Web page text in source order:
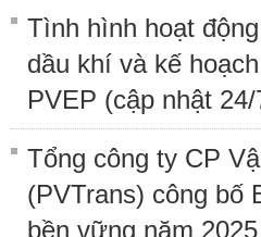
Tình hình hoạt
dầu khí và kế
PVEP (cập nhật
Tổng công ty CP
(PVTrans) công bố
bền vững năm 2025